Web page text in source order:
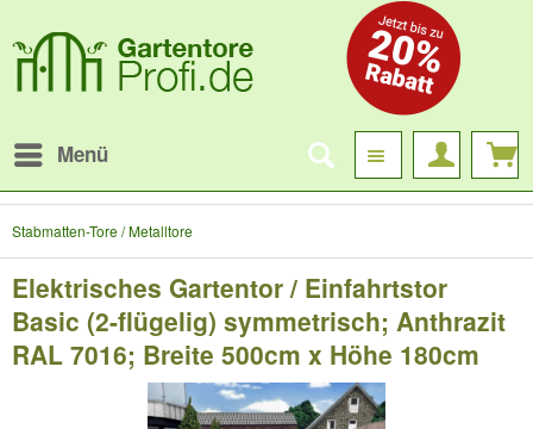
Menü
Stabmatten-Tore / Metalltore
Elektrisches Gartentor / Einfahrtstor
Basic (2-flügelig) symmetrisch; Anthrazit
RAL 7016; Breite 500cm x Höhe 180cm